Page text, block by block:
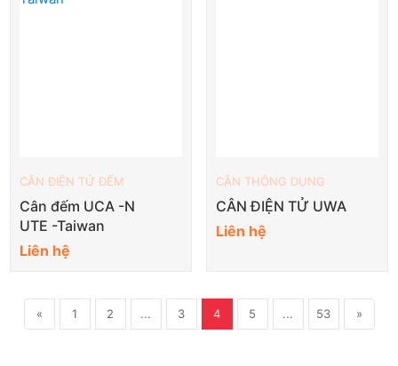
CÂN ĐIỆN TỬ ĐẾM
Cân đếm UCA -N
UTE -Taiwan
Liên hệ
CÂN THÔNG DỤNG
CÂN ĐIỆN TỬ UWA
Liên hệ
« 1 2 ... 3 4 5 ... 53 »